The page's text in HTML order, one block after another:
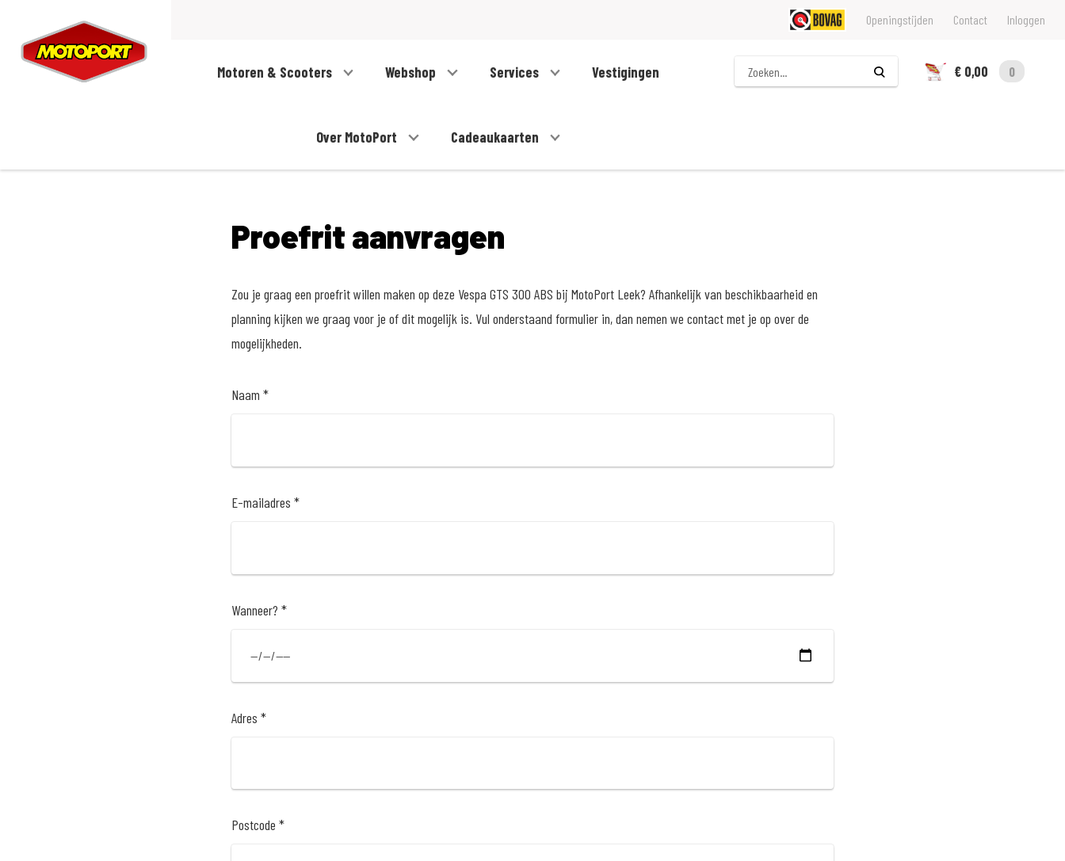
Openingstijden Contact Inloggen
Motoren & Scooters Webshop Services Vestigingen
Over MotoPort Cadeaukaarten
Zoeken
€ 0,00
0
Proefrit aanvragen
Zou je graag een proefrit willen maken op deze Vespa GTS 300 ABS bij MotoPort Leek? Afhankelijk van beschikbaarheid en
planning kijken we graag voor je of dit mogelijk is. Vul onderstaand formulier in, dan nemen we contact met je op over de
mogelijkheden.
Naam *
E-mailadres *
Wanneer? *
Adres *
Postcode *